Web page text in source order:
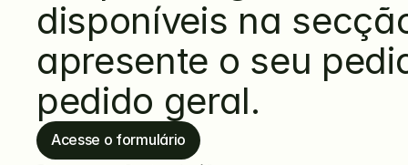
disponíveis na
apresente o seu
pedido geral.
Acesse o formulário